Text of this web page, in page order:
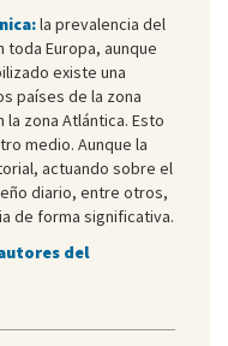
la prevalencia del
Europa, aunque
existe una
países de la zona
la zona Atlántica. Esto
medio. Aunque la
actuando sobre el
diario, entre otros,
de forma significativa.
del